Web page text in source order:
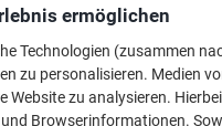
47.45 Ab 3 Stück
51.29 inkl. MwSt
Menge exkl. MwSt
ermöglichen
Technologien (zusammen
zu personalisieren. Medien
zu analysieren.
Browserinformationen.